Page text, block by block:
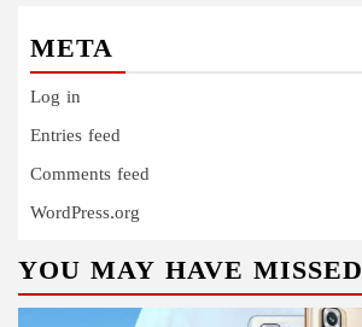
META
Log in
Entries feed
Comments feed
WordPress.org
YOU MAY HAVE MISSED